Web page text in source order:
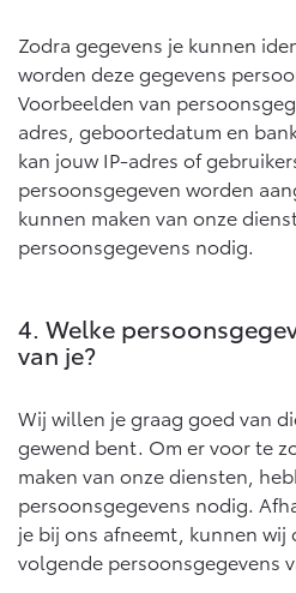
Proace (excl. BTW)
OOK ALS BATTERIJ-
ELEKTRISCH
Proace Max (excl. BTW)
Vanaf € 46.301,-
Zodra gegevens je kunnen
worden deze gegevens
Voorbeelden van
adres, geboortedatum en
kan jouw IP-adres of
persoonsgegeven worden
kunnen maken van onze
persoonsgegevens nodig.
4. Welke
van je?
Wij willen je graag goed van
gewend bent. Om er voor te
maken van onze diensten,
persoonsgegevens nodig.
je bij ons afneemt, kunnen wij
volgende persoonsgegevens